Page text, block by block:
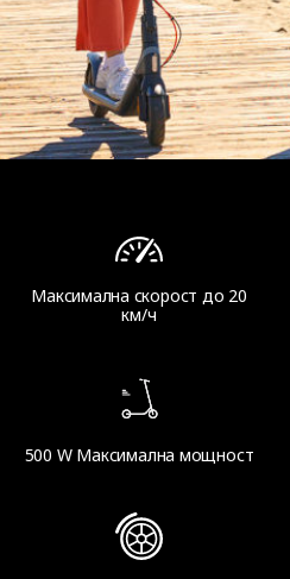
Максимална скорост до 20
км/ч
500 W Максимална мощност